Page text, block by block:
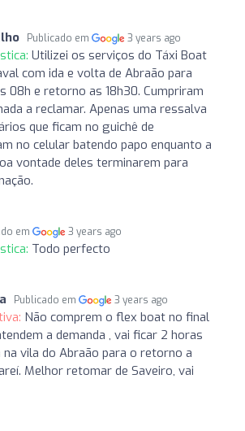
Publicado em 3 years ago
Utilizei os serviços do Táxi Boat
com ida e volta de Abraão para
08h e retorno as 18h30. Cumpriram
a reclamar. Apenas uma ressalva
que ficam no guichê de
no celular batendo papo enquanto a
vontade deles terminarem para
em 3 years ago
Todo perfecto
Publicado em 3 years ago
Não comprem o flex boat no final
a demanda , vai ficar 2 horas
vila do Abraão para o retorno a
Melhor retomar de Saveiro, vai